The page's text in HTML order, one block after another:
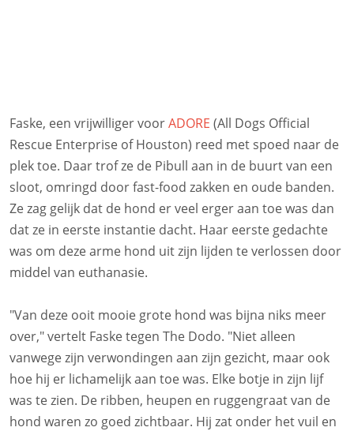
Faske, een vrijwilliger voorADORE (All Dogs Official
Rescue Enterprise of Houston) reed met spoed naar de
plek toe. Daar trof ze de Pibull aan in de buurt van een
sloot, omringd door fast-food zakken en oude banden.
Ze zag gelijk dat de hond er veel erger aan toe was dan
dat ze in eerste instantie dacht. Haar eerste gedachte
was om deze arme hond uit zijn lijden te verlossen door
middel van euthanasie.
"Van deze ooit mooie grote hond was bijna niks meer
over," vertelt Faske tegen The Dodo. "Niet alleen
vanwege zijn verwondingen aan zijn gezicht, maar ook
hoe hij er lichamelijk aan toe was. Elke botje in zijn lijf
was te zien. De ribben, heupen en ruggengraat van de
hond waren zo goed zichtbaar. Hij zat onder het vuil en